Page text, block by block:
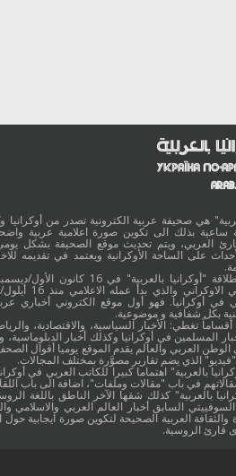
هي صحيفة عربية الكترونية تصدر من أوكرانيا
ساعية بذلك الى تكوين صورة اعلامية عربية
العربي، ويتم تحديث موقع الصحيفة بشكل
على الساحة الأوكرانية ويعتمد في تقديمه
في أوكرانيا. فهو أول موقع الكتروني أخباري
بكل شفافية و موضوعية.
تغطي: الأخبار السياسية، والاقتصادية،
المسلمين في أوكرانيا وكذلك أخبار
العربي والعالم يقدم الموقع يوميا أقوال
الذي يضم تقارير مصوَّرة بمختلف المجالات.
بالعربية" اهتماما كبيرا للكاتب العربي في
في باب "مقالات وملفات"، اضافة الى باب
بالعربية" كذلك شقها الآخر الناطق باللغة
السابق أخبار العالم العربي والاسلامي
العربية الصحيحة لتكوين صورة ايجابية حول
قارئ الروسية.